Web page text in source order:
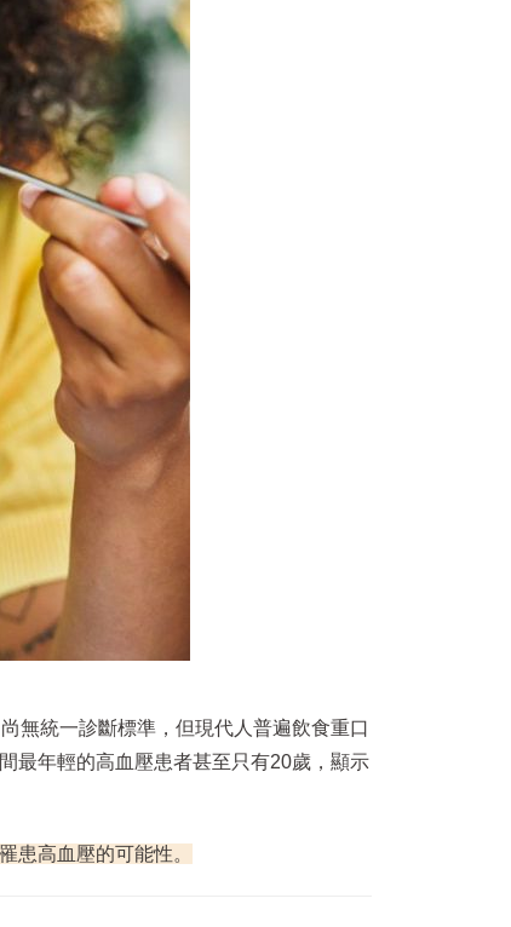
無統一診斷標準，但現代人普遍飲食重口
最年輕的高血壓患者甚至只有20歲，顯示
患高血壓的可能性。